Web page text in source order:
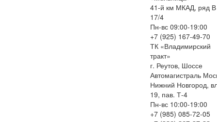
41-й км МКАД, ряд В
17/4
Пн-вс 09:00-19:00
+7 (925) 167-49-70
ТК «Владимирский
тракт»
г. Реутов, Шоссе
Автомагистраль
Нижний Новгород,
19, пав. Т-4
Пн-вс 10:00-19:00
+7 (985) 085-72-05